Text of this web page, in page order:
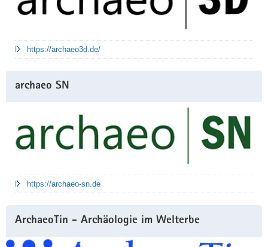
https://archaeo3d.de/
archaeo SN
https://archaeo-sn.de
ArchaeoTin - Archäologie im Welterbe